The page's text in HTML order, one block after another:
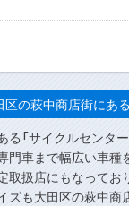
の萩中商店街にあ
る「サイクルセンタ
門車まで幅広い車
取扱店にもなって
ズも大田区の萩中商